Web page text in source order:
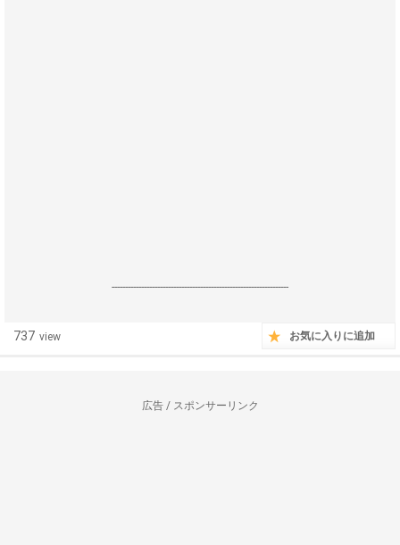
------------------------------------------------------------------
737 view お気に入りに追加
広告 / スポンサーリンク